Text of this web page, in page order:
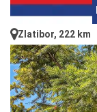
Zlatibor, 222 km